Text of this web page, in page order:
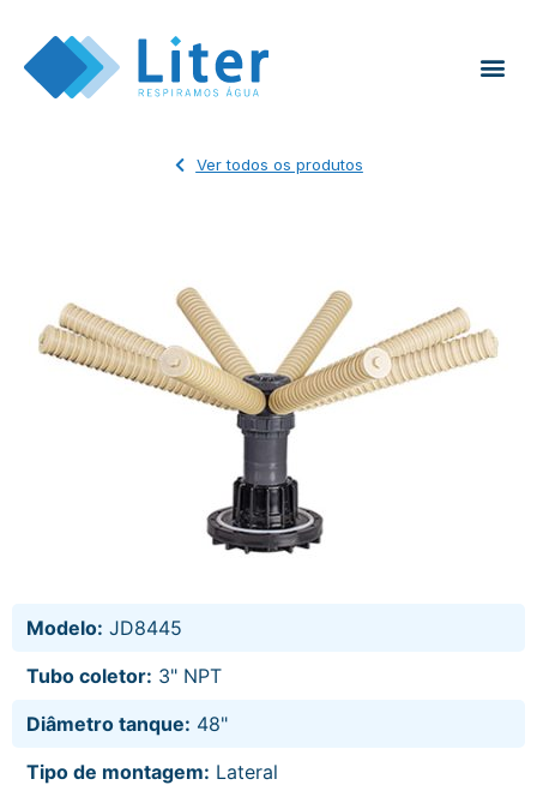
Ver todos os produtos
Modelo: JD8445
Tubo coletor: 3" NPT
Diâmetro tanque: 48"
Tipo de montagem: Lateral